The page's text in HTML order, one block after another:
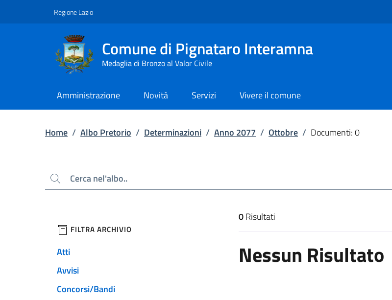
Regione Lazio
Comune di Pignataro Interamna
Medaglia di Bronzo al Valor Civile
Amministrazione Novità Servizi Vivere il comune
Home / Albo Pretorio / Determinazioni / Anno 2077 / Ottobre / Documenti: 0
Cerca
filtri da applicare
FILTRA ARCHIVIO
Atti
Avvisi
Concorsi/Bandi
Risultati di ricerca
0Risultati
Nessun Risultato